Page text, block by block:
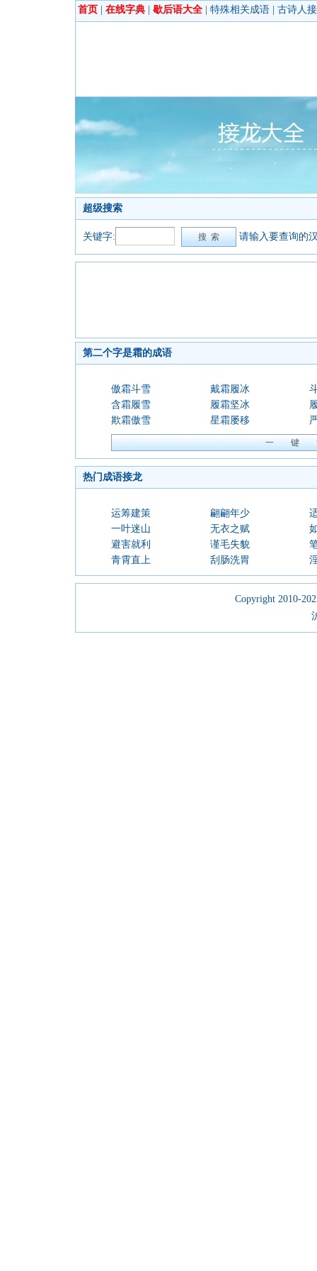
首页 在线字典 歇后语大全 特殊相关成语 古诗人
超级搜索
关键字: 请输入要查询的
第二个字是霜的成语
傲霜斗雪 戴霜履冰
含霜履雪
履霜坚冰
欺霜傲雪
星霜屡移
热门成语接龙
运筹建策 翩翩年少
一叶迷山
无衣之赋
避害就利
谨毛失貌
青霄直上
刮肠洗胃
Copyright 2010-